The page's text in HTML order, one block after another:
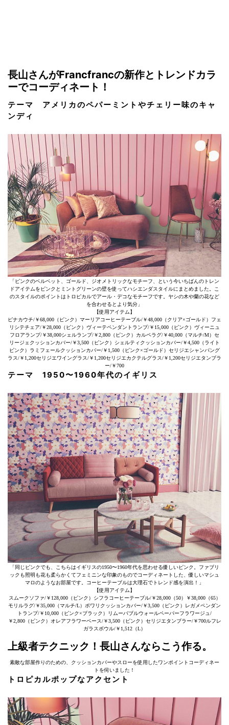
長山さんがFrancfrancの新作とトレンドカラ
ーでコーディネート！
テーマ アメリカのペパーミントやチェリー味のキャ
ンディ
「ピンクのベルベット、ゴールド、ジオメトリックなモチーフ、という今いちばんのトレン
ドアイテムをピンクとミントグリーンの壁を使ってハシエンダスタイルにまとめました。こ
のスタイルのポイントはトロピカルでアール・デコなモチーフです。ヤシの木や蘭の花など
を合わせるとより気分」
【使用アイテム】
ピナカウチ/￥68,000（ピンク）マーリアコーヒーテーブル/￥48,000（クリア×ゴールド）フェ
リシテチェア/￥28,000（ピンク）ヴィーテペンダントランプ/￥15,000（ピンク）ヴィーニュ
フロアランプ/￥38,000シェルランプ/￥2,800（ピンク）カルペラグ/￥40,000（マルチ/M）セ
リージェクッションカバー/￥3,500（ピンク）シェルティクッションカバー/￥4,500（ライト
ピンク）ラミフェールクッションカバー/￥1,500（ピンク×ゴールド）セリジエシャンパング
ラス/￥1,200セリジエワイングラス/￥1,200セリジエカクテルグラス/￥1,200セリジエタンブラ
ー/￥700
テーマ 1950〜1960年代のイギリス
「同じピンクでも、こちらはイギリスの1950〜1960年代を思わせる優しいピンク。ファブリ
ックも照明も花も柔らかくてフェミニンな印象のものでコーディネートした、優しいマシュ
マロのようなお部屋です。コーヒーテーブルは大理石でトレンド感を演出！」
【使用アイテム】
スムークソファ/￥128,000（ピンク）シフラコーヒーテーブル/￥28,000（50）￥38,000（65）
モリルラグ/￥35,000（マルチ/L）ポワリクッションカバー/￥3,500（ピンク）レガメペンダン
トランプ/￥10,000（ピンク×ブラック）リムーバブルウォールペーパーフラワージュ/
￥2,800（ピンク）オレアフラワーベース/￥3,500（ピンク）セリジエタンブラー/￥700ルフレ
ガラスボウル/￥1,512（L）
上級者テクニック！長山さんならこう作る。
素敵な部屋作りのための、クッションカバーやスローを使用したワンポイントコーディネー
トを伺いました！
トロピカルポップなアクセント